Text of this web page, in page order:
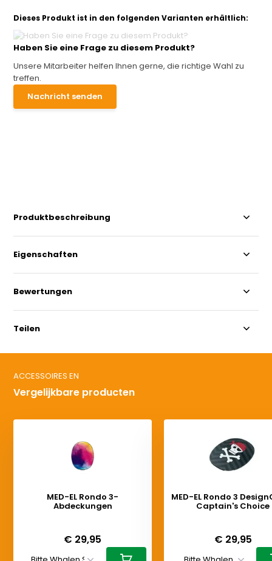
Dieses Produkt ist in den folgenden Varianten erhältlich:
Haben Sie eine Frage zu diesem Produkt?
Unsere Mitarbeiter helfen Ihnen gerne, die richtige Wahl zu
treffen.
Nachricht senden
Produktbeschreibung
Eigenschaften
Bewertungen
Teilen
ACCESSOIRES EN
Vergelijkbare producten
MED-EL Rondo 3-
Abdeckungen
€ 29,95
MED-EL Rondo 3
Captain's Choice
€ 29,95